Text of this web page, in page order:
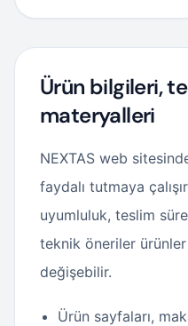
Ürün bilgileri,
materyalleri
NEXTAS web
faydalı tutmaya
uyumluluk, teslim
teknik öneriler
değişebilir.
Ürün sayfaları,